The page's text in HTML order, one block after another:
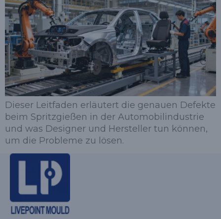
Dieser Leitfaden erläutert die genauen Defekte
beim Spritzgießen in der Automobilindustrie
und was Designer und Hersteller tun können,
um die Probleme zu lösen.